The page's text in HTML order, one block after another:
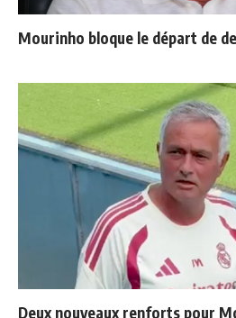
Mourinho bloque le départ de
Deux nouveaux renforts pour